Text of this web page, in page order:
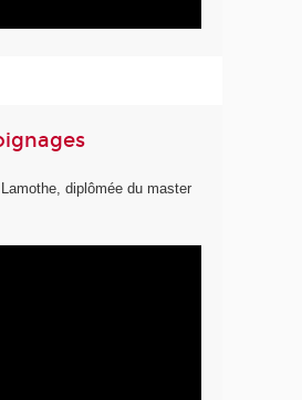
diplômée du master